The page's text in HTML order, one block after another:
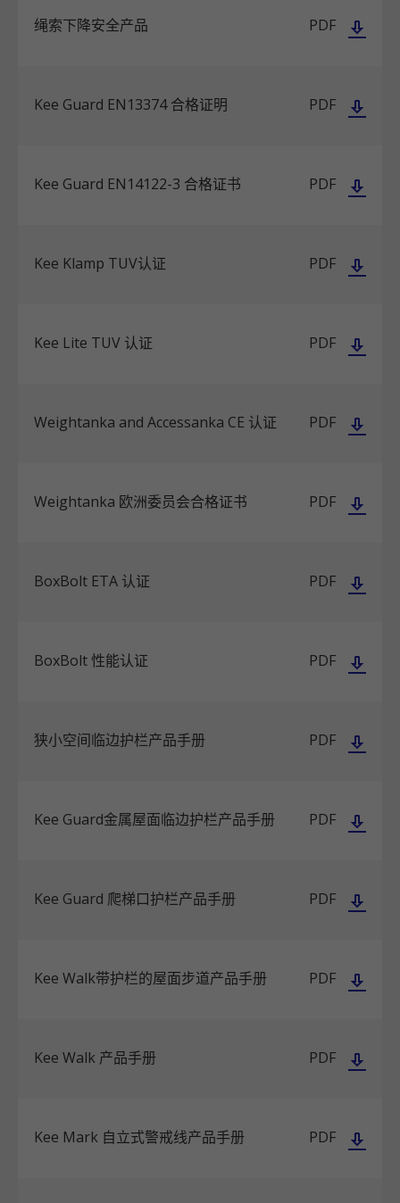
绳索下降安全产品 PDF
Kee Guard EN13374 合格证明 PDF
Kee Guard EN14122-3 合格证书 PDF
Kee Klamp TUV认证 PDF
Kee Lite TUV 认证 PDF
Weightanka and Accessanka CE 认证 PDF
Weightanka 欧洲委员会合格证书 PDF
BoxBolt ETA 认证 PDF
BoxBolt 性能认证 PDF
狭小空间临边护栏产品手册 PDF
Kee Guard金属屋面临边护栏产品手册 PDF
Kee Guard 爬梯口护栏产品手册 PDF
Kee Walk带护栏的屋面步道产品手册 PDF
Kee Walk 产品手册 PDF
Kee Mark 自立式警戒线产品手册 PDF